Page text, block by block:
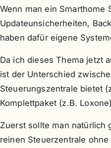
Wenn man ein Smarthome
Updateunsicherheiten,
haben dafür eigene
Da ich dieses Thema jetzt
ist der Unterschied
Steuerungszentrale bietet
Komplettpaket (z.B.
Zuerst sollte man natürlich
reinen Steuerzentrale